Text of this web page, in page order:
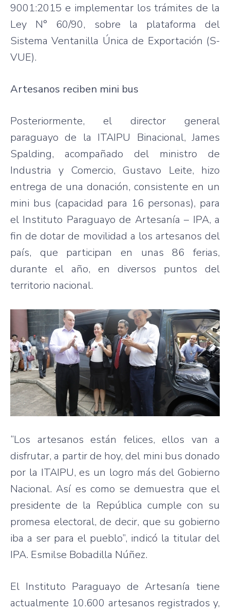
9001:2015 e implementar los trámites de la
Ley N° 60/90, sobre la plataforma del
Sistema Ventanilla Única de Exportación (S-
VUE).
Artesanos reciben mini bus
Posteriormente, el director general
paraguayo de la ITAIPU Binacional, James
Spalding, acompañado del ministro de
Industria y Comercio, Gustavo Leite, hizo
entrega de una donación, consistente en un
mini bus (capacidad para 16 personas), para
el Instituto Paraguayo de Artesanía – IPA, a
fin de dotar de movilidad a los artesanos del
país, que participan en unas 86 ferias,
durante el año, en diversos puntos del
territorio nacional.
“Los artesanos están felices, ellos van a
disfrutar, a partir de hoy, del mini bus donado
por la ITAIPU, es un logro más del Gobierno
Nacional. Así es como se demuestra que el
presidente de la República cumple con su
promesa electoral, de decir, que su gobierno
iba a ser para el pueblo”, indicó la titular del
IPA. Esmilse Bobadilla Núñez.
El Instituto Paraguayo de Artesanía tiene
actualmente 10.600 artesanos registrados y,